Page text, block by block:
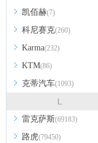
凯佰赫(7)
科尼赛克(260)
Karma(232)
KTM(86)
克蒂汽车(1093)
L
雷克萨斯(69183)
路虎(79450)